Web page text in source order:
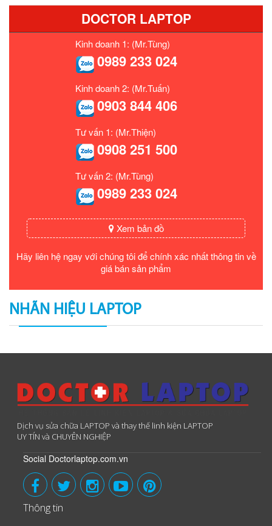
DOCTOR LAPTOP
Kinh doanh 1: (Mr.Tùng)
0989 233 024
Kinh doanh 2: (Mr.Tuấn)
0903 844 406
Tư vấn 1: (Mr.Thiện)
0908 251 500
Tư vấn 2: (Mr.Tùng)
0989 233 024
Xem bản đồ
Hãy liên hệ ngay với chúng tôi để chính xác nhất thông tin về
giá bán sản phẩm
NHÃN HIỆU LAPTOP
Dịch vụ sửa chữa LAPTOP và thay thế linh kiện LAPTOP
UY TÍN và CHUYÊN NGHIỆP
Social Doctorlaptop.com.vn
Thông tin